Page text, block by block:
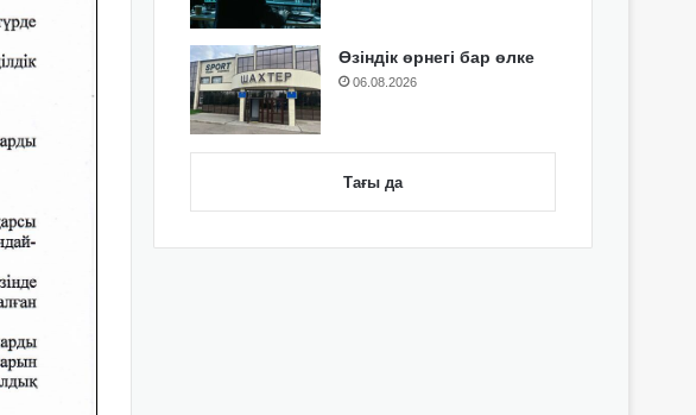
Өзіндік өрнегі бар өлке
06.08.2026
Тағы да